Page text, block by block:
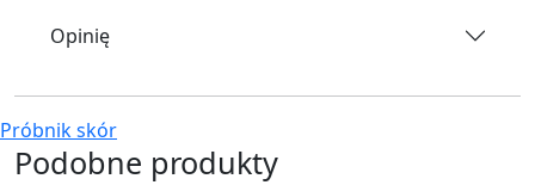
Opinię
Próbnik skór
Podobne produkty